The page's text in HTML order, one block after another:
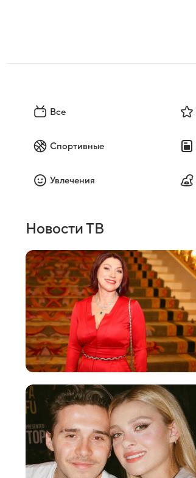
Все
Спортивные
Увлечения
Новости ТВ